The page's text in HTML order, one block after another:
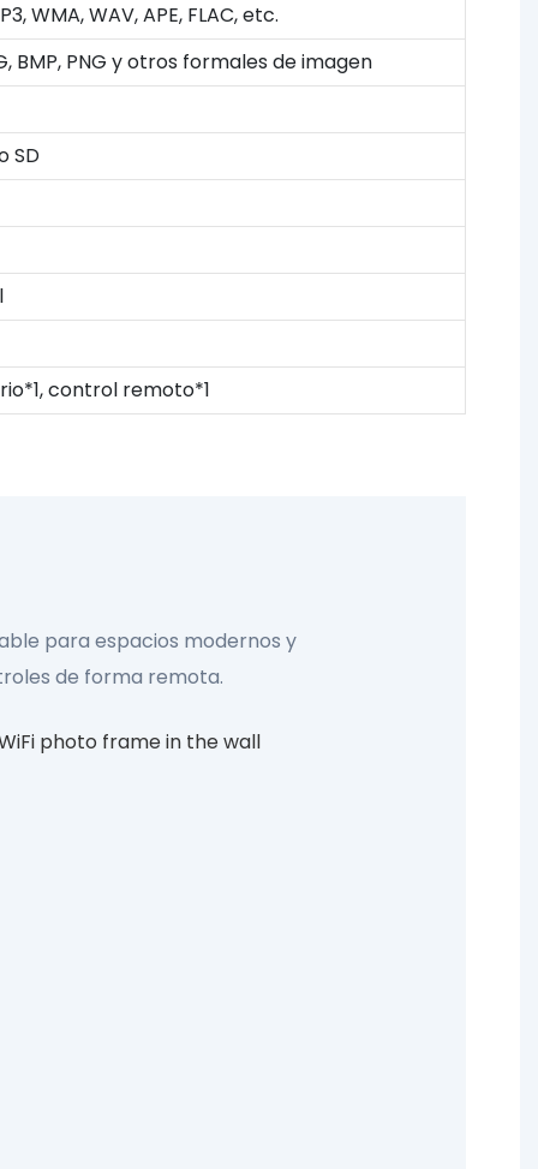
WMA, WAV, APE, FLAC, etc.
BMP, PNG y otros formales de imagen
SD
control remoto*1
para espacios modernos y
de forma remota.